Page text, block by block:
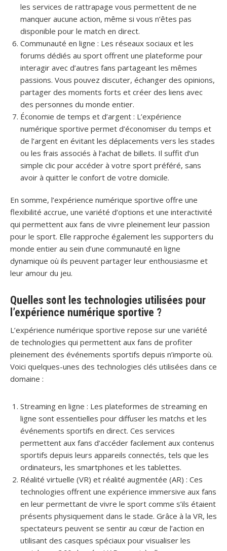
les services de rattrapage vous permettent de ne
manquer aucune action, même si vous n’êtes pas
disponible pour le match en direct.
Communauté en ligne : Les réseaux sociaux et les
forums dédiés au sport offrent une plateforme pour
interagir avec d’autres fans partageant les mêmes
passions. Vous pouvez discuter, échanger des opinions,
partager des moments forts et créer des liens avec
des personnes du monde entier.
Économie de temps et d’argent : L’expérience
numérique sportive permet d’économiser du temps et
de l’argent en évitant les déplacements vers les stades
ou les frais associés à l’achat de billets. Il suffit d’un
simple clic pour accéder à votre sport préféré, sans
avoir à quitter le confort de votre domicile.
En somme, l’expérience numérique sportive offre une
flexibilité accrue, une variété d’options et une interactivité
qui permettent aux fans de vivre pleinement leur passion
pour le sport. Elle rapproche également les supporters du
monde entier au sein d’une communauté en ligne
dynamique où ils peuvent partager leur enthousiasme et
leur amour du jeu.
Quelles sont les technologies utilisées pour
l’expérience numérique sportive ?
L’expérience numérique sportive repose sur une variété
de technologies qui permettent aux fans de profiter
pleinement des événements sportifs depuis n’importe où.
Voici quelques-unes des technologies clés utilisées dans ce
domaine :
Streaming en ligne : Les plateformes de streaming en
ligne sont essentielles pour diffuser les matchs et les
événements sportifs en direct. Ces services
permettent aux fans d’accéder facilement aux contenus
sportifs depuis leurs appareils connectés, tels que les
ordinateurs, les smartphones et les tablettes.
Réalité virtuelle (VR) et réalité augmentée (AR) : Ces
technologies offrent une expérience immersive aux fans
en leur permettant de vivre le sport comme s’ils étaient
présents physiquement dans le stade. Grâce à la VR, les
spectateurs peuvent se sentir au cœur de l’action en
utilisant des casques spéciaux pour visualiser les